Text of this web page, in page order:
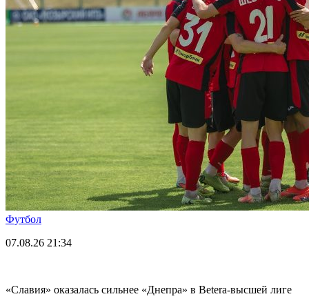
Футбол
07.08.26 21:34
«Славия» оказалась сильнее «Днепра» в Betera-высшей лиге